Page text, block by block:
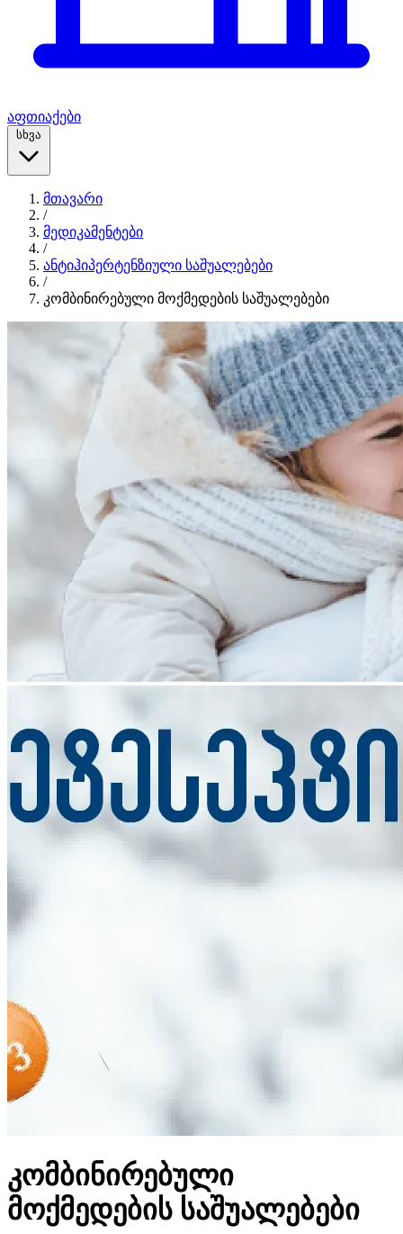
აფთიაქები
სხვა
მთავარი
/
მედიკამენტები
/
ანტიჰიპერტენზიული საშუალებები
/
კომბინირებული მოქმედების საშუალებები
კომბინირებული
მოქმედების საშუალებები